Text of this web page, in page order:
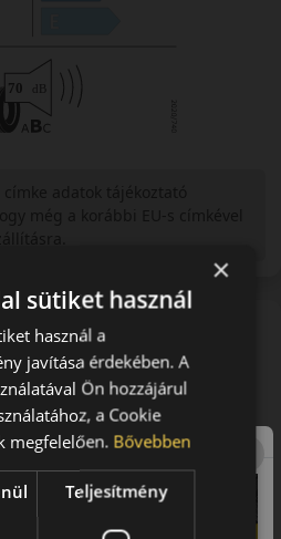
sportabroncs
sorozat modern generációja,
járművekhez fejlesztettek.
×
sütiket használ
használ a
javítása érdekében. A
Ön hozzájárul
a Cookie
megfelelően. Bővebben
Teljesítmény